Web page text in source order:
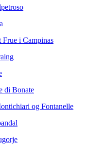
Frue i Campinas
di Bonate
og Fontanelle